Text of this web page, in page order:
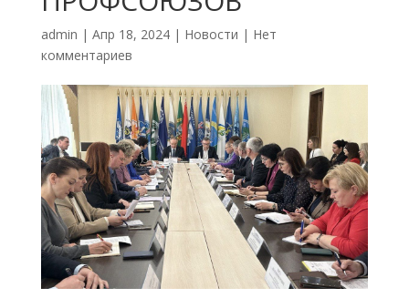
admin | Апр 18, 2024| Новости | Нет
комментариев